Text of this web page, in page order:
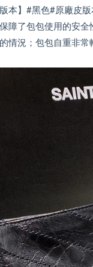
版本】#黑色#原廠
障了包包使用的安
情況；包包自重非